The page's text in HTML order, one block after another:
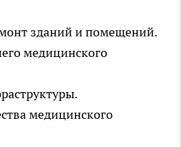
зданий и помещений.
медицинского
медицинского